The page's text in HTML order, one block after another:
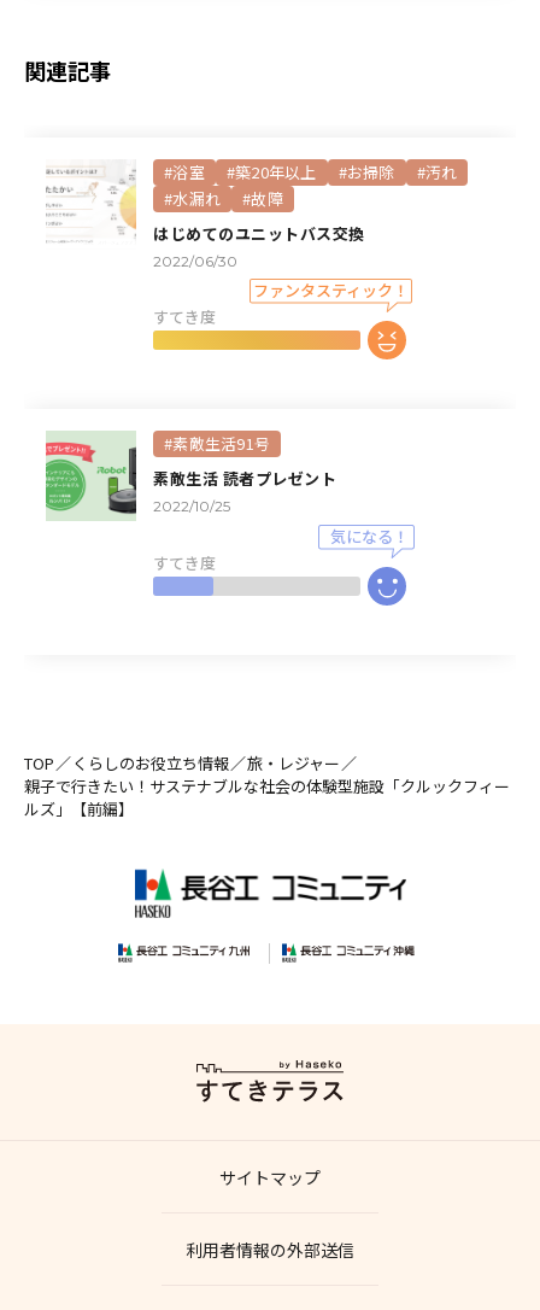
関連記事
2022/06/30
はじめてのユニットバス交換
#浴室 #築20年以上 #お掃除
#汚れ
#水漏れ
#故障
すてき度
2022/10/25
素敵生活 読者プレゼント
#素敵生活91号
すてき度
TOP くらしのお役立ち情報
旅・レジャー
親子で行きたい！サステナブルな社会の体験型施設「クルックフィー
ルズ」【前編】
サイトマップ
利用者情報の外部送信